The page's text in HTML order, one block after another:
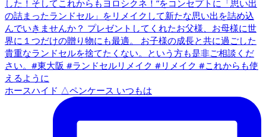
ホースハイド △ペンケース いつもは